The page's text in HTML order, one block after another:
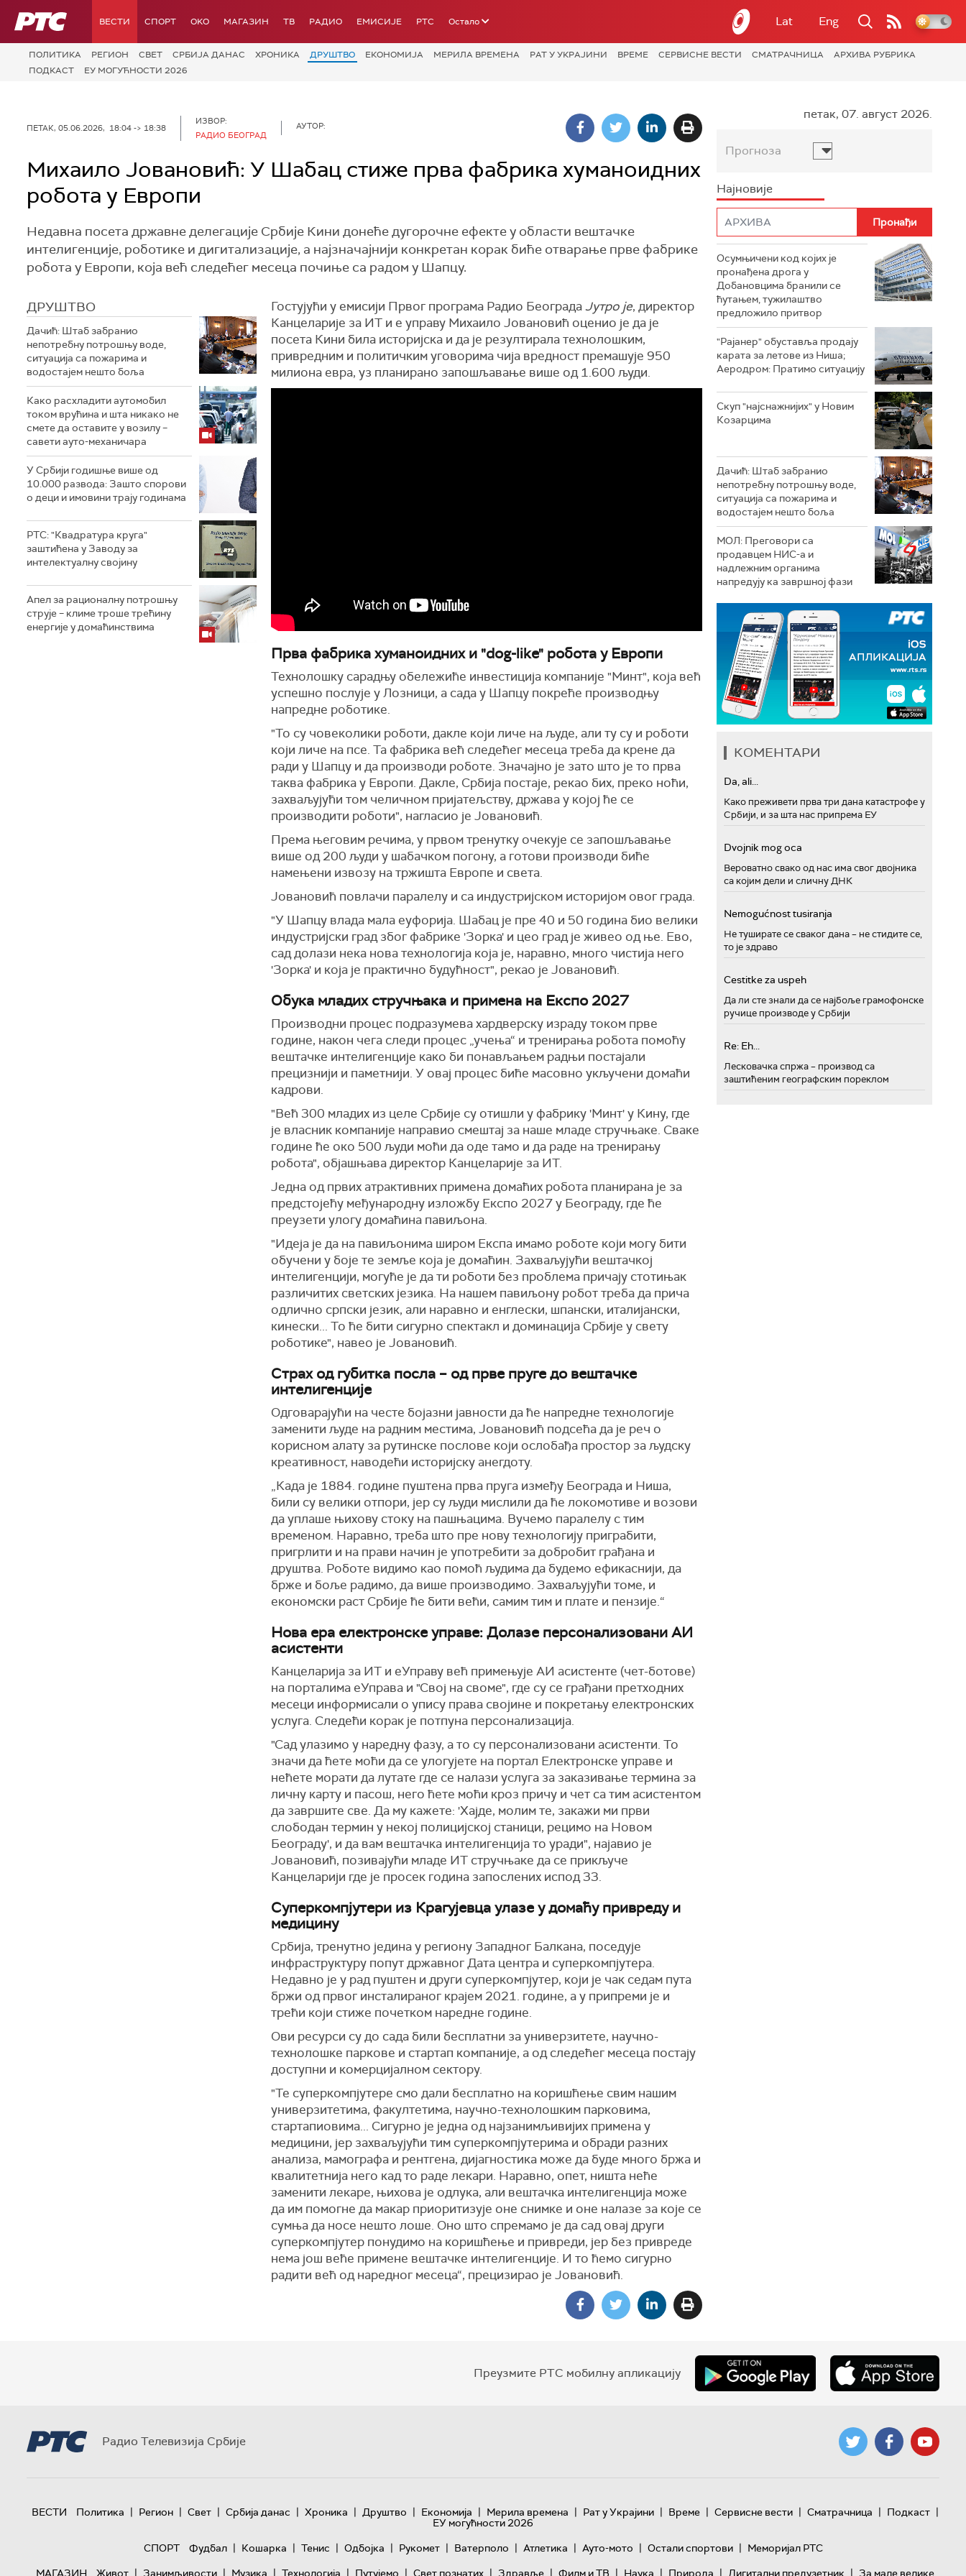
РТС ВЕСТИ СПОРТ OKO МАГАЗИН ТВ РАДИО ЕМИСИЈЕ РТС Остало Lat Eng
ПОЛИТИКА РЕГИОН СВЕТ СРБИЈА ДАНАС ХРОНИКА ДРУШТВО ЕКОНОМИЈА МЕРИЛА ВРЕМЕНА РАТ У УКРАЈИНИ ВРЕМЕ СЕРВИСНЕ ВЕСТИ СМАТРАЧНИЦА
АРХИВА РУБРИКА
ПОДКАСТ
ЕУ МОГУЋНОСТИ 2026
ПЕТАК, 05.06.2026, 18:04 -> 18:38
ИЗВОР:
РАДИО БЕОГРАД
АУТОР:
Михаило Јовановић: У Шабац стиже прва фабрика хуманоидних
робота у Европи
Недавна посета државне делегације Србије Кини донеће дугорочне ефекте у области вештачке
интелигенције, роботике и дигитализације, а најзначајнији конкретан корак биће отварање прве фабрике
робота у Европи, која већ следећег месеца почиње са радом у Шапцу.
ДРУШТВО
Дачић: Штаб забранио
непотребну потрошњу воде,
ситуација са пожарима и
водостајем нешто боља
Како расхладити аутомобил
током врућина и шта никако не
смете да оставите у возилу –
савети ауто-механичара
У Србији годишње више од
10.000 развода: Зашто спорови
о деци и имовини трају годинама
РТС: "Квадратура круга"
заштићена у Заводу за
интелектуалну својину
Апел за рационалну потрошњу
струје – климе троше трећину
енергије у домаћинствима
Гостујући у емисији Првог програма Радио Београда Јутро је, директор
Канцеларије за ИТ и е управу Михаило Јовановић оценио је да је
посета Кини била историјска и да је резултирала технолошким,
привредним и политичким уговорима чија вредност премашује 950
милиона евра, уз планирано запошљавање више од 1.600 људи.
Прва фабрика хуманоидних и "dog-like" робота у Европи
Технолошку сарадњу обележиће инвестиција компаније "Минт", која већ
успешно послује у Лозници, а сада у Шапцу покреће производњу
напредне роботике.
"То су човеколики роботи, дакле који личе на људе, али ту су и роботи
који личе на псе. Та фабрика већ следећег месеца треба да крене да
ради у Шапцу и да производи роботе. Значајно је зато што је то прва
таква фабрика у Европи. Дакле, Србија постаје, рекао бих, преко ноћи,
захваљујући том челичном пријатељству, држава у којој ће се
производити роботи", нагласио је Јовановић.
Према његовим речима, у првом тренутку очекује се запошљавање
више од 200 људи у шабачком погону, а готови производи биће
намењени извозу на тржишта Европе и света.
Јовановић повлачи паралелу и са индустријском историјом овог града.
"У Шапцу влада мала еуфорија. Шабац је пре 40 и 50 година био велики
индустријски град због фабрике 'Зорка' и цео град је живео од ње. Ево,
сад долази нека нова технологија која је, наравно, много чистија него
'Зорка' и која је практично будућност", рекао је Јовановић.
Обука младих стручњака и примена на Експо 2027
Производни процес подразумева хардверску израду током прве
године, након чега следи процес „учења“ и тренирања робота помоћу
вештачке интелигенције како би понављањем радњи постајали
прецизнији и паметнији. У овај процес биће масовно укључени домаћи
кадрови.
"Већ 300 младих из целе Србије су отишли у фабрику 'Минт' у Кину, где
је власник компаније направио смештај за наше младе стручњаке. Сваке
године ће око 500 људи моћи да оде тамо и да раде на тренирању
робота", објашњава директор Канцеларије за ИТ.
Једна од првих атрактивних примена домаћих робота планирана је за
предстојећу међународну изложбу Експо 2027 у Београду, где ће
преузети улогу домаћина павиљона.
"Идеја је да на павиљонима широм Експа имамо роботе који могу бити
обучени у боје те земље која је домаћин. Захваљујући вештачкој
интелигенцији, могуће је да ти роботи без проблема причају стотињак
различитих светских језика. На нашем павиљону робот треба да прича
одлично српски језик, али наравно и енглески, шпански, италијански,
кинески... То ће бити сигурно спектакл и доминација Србије у свету
роботике", навео је Јовановић.
Страх од губитка посла – од прве пруге до вештачке
интелигенције
Одговарајући на честе бојазни јавности да ће напредне технологије
заменити људе на радним местима, Јовановић подсећа да је реч о
корисном алату за рутинске послове који ослобађа простор за људску
креативност, наводећи историјску анегдоту.
„Када је 1884. године пуштена прва пруга између Београда и Ниша,
били су велики отпори, јер су људи мислили да ће локомотиве и возови
да уплаше њихову стоку на пашњацима. Вучемо паралелу с тим
временом. Наравно, треба што пре нову технологију приграбити,
пригрлити и на прави начин је употребити за добробит грађана и
друштва. Роботе видимо као помоћ људима да будемо ефикаснији, да
брже и боље радимо, да више производимо. Захваљујући томе, и
економски раст Србије ће бити већи, самим тим и плате и пензије.“
Нова ера електронске управе: Долазе персонализовани АИ
асистенти
Канцеларија за ИТ и еУправу већ примењује АИ асистенте (чет-ботове)
на порталима еУправа и "Свој на своме", где су се грађани претходних
месеци информисали о упису права својине и покретању електронских
услуга. Следећи корак је потпуна персонализација.
"Сад улазимо у наредну фазу, а то су персонализовани асистенти. То
значи да ћете моћи да се улогујете на портал Електронске управе и
нећете морати да лутате где се налази услуга за заказивање термина за
личну карту и пасош, него ћете моћи кроз причу и чет са тим асистентом
да завршите све. Да му кажете: 'Хајде, молим те, закажи ми први
слободан термин у некој полицијској станици, рецимо на Новом
Београду', и да вам вештачка интелигенција то уради", најавио је
Јовановић, позивајући младе ИТ стручњаке да се прикључе
Канцеларији где је просек година запослених испод 33.
Суперкомпјутери из Крагујевца улазе у домаћу привреду и
медицину
Србија, тренутно једина у региону Западног Балкана, поседује
инфраструктуру попут државног Дата центра и суперкомпјутера.
Недавно је у рад пуштен и други суперкомпјутер, који је чак седам пута
бржи од првог инсталираног крајем 2021. године, а у припреми је и
трећи који стиже почетком наредне године.
Ови ресурси су до сада били бесплатни за универзитете, научно-
технолошке паркове и стартап компаније, а од следећег месеца постају
доступни и комерцијалном сектору.
"Те суперкомпјутере смо дали бесплатно на коришћење свим нашим
универзитетима, факултетима, научно-технолошким парковима,
стартапиовима... Сигурно је једна од најзанимљивијих примена у
медицини, јер захваљујући тим суперкомпјутерима и обради разних
анализа, мамографа и рентгена, дијагностика може да буде много бржа и
квалитетнија него кад то раде лекари. Наравно, опет, ништа неће
заменити лекаре, њихова је одлука, али вештачка интелигенција може
да им помогне да макар приоритизује оне снимке и оне налазе за које се
сумња да носе нешто лоше. Оно што спремамо је да сад овај други
суперкомпјутер понудимо на коришћење и привреди, јер без привреде
нема још веће примене вештачке интелигенције. И то ћемо сигурно
радити већ од наредног месеца“, прецизирао је Јовановић.
петак, 07. август 2026.
Прогноза
Најновије
Осумњичени код којих је
пронађена дрога у
Добановцима бранили се
ћутањем, тужилаштво
предложило притвор
"Рајанер" обуставља продају
карата за летове из Ниша;
Аеродром: Пратимо ситуацију
Скуп "најснажнијих" у Новим
Козарцима
Дачић: Штаб забранио
непотребну потрошњу воде,
ситуација са пожарима и
водостајем нешто боља
МОЛ: Преговори са
продавцем НИС-а и
надлежним органима
напредују ка завршној фази
КОМЕНТАРИ
Da, ali...
Како преживети прва три дана катастрофе у
Србији, и за шта нас припрема ЕУ
Dvojnik mog oca
Вероватно свако од нас има свог двојника
са којим дели и сличну ДНК
Nemogućnost tusiranja
Не туширате се сваког дана – не стидите се,
то је здраво
Cestitke za uspeh
Да ли сте знали да се најбоље грамофонске
ручице производе у Србији
Re: Eh...
Лесковачка спржа – производ са
заштићеним географским пореклом
Преузмите РТС мобилну апликацију
Радио Телевизија Србије
ВЕСТИ Политика | Регион | Свет | Србија данас | Хроника | Друштво | Економија | Мерила времена | Рат у Украјини | Време | Сервисне вести | Сматрачница | Подкаст |
ЕУ могућности 2026
СПОРТ
Фудбал | Кошарка | Тенис | Одбојка | Рукомет | Ватерполо | Атлетика | Ауто-мото | Остали спортови | Меморијал РТС
МАГАЗИН
Живот | Занимљивости | Музика | Технологијa | Путујемо | Свет познатих | Здравље | Филм и ТВ | Наука | Природа | Дигитални предузетник | За мале велике